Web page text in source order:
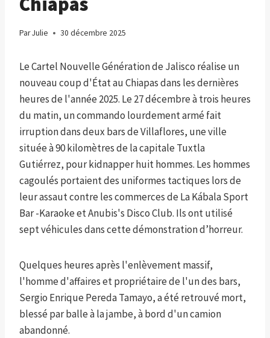
ParJulie 30 décembre 2025
Le Cartel Nouvelle Génération de Jalisco réalise un
nouveau coup d'État au Chiapas dans les dernières
heures de l'année 2025. Le 27 décembre à trois heures
du matin, un commando lourdement armé fait
irruption dans deux bars de Villaflores, une ville
située à 90 kilomètres de la capitale Tuxtla
Gutiérrez, pour kidnapper huit hommes. Les hommes
cagoulés portaient des uniformes tactiques lors de
leur assaut contre les commerces de La Kábala Sport
Bar -Karaoke et Anubis's Disco Club. Ils ont utilisé
sept véhicules dans cette démonstration d’horreur.
Quelques heures après l'enlèvement massif,
l'homme d'affaires et propriétaire de l'un des bars,
Sergio Enrique Pereda Tamayo, a été retrouvé mort,
blessé par balle à la jambe, à bord d'un camion
abandonné.